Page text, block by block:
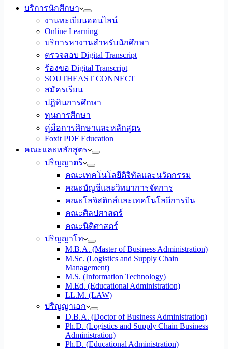
บริการนักศึกษา
งานทะเบียนออนไลน์
Online Learning
บริการหางานสำหรับนักศึกษา
ตรวจสอบ Digital Transcript
ร้องขอ Digital Transcript
SOUTHEAST CONNECT
สมัครเรียน
ปฎิทินการศึกษา
ทุนการศึกษา
คู่มือการศึกษาและหลักสูตร
Foxit PDF Education
คณะและหลักสูตร
ปริญญาตรี
คณะเทคโนโลยีดิจิทัลและนวัตกรรม
คณะบัญชีและวิทยาการจัดการ
คณะโลจิสติกส์และเทคโนโลยีการบิน
คณะศิลปศาสตร์
คณะนิติศาสตร์
ปริญญาโท
M.B.A. (Master of Business Administration)
M.Sc. (Logistics and Supply Chain
Management)
M.S. (Information Technology)
M.Ed. (Educational Administration)
LL.M. (LAW)
ปริญญาเอก
D.B.A. (Doctor of Business Administration)
Ph.D. (Logistics and Supply Chain Business
Administration)
Ph.D. (Educational Administration)